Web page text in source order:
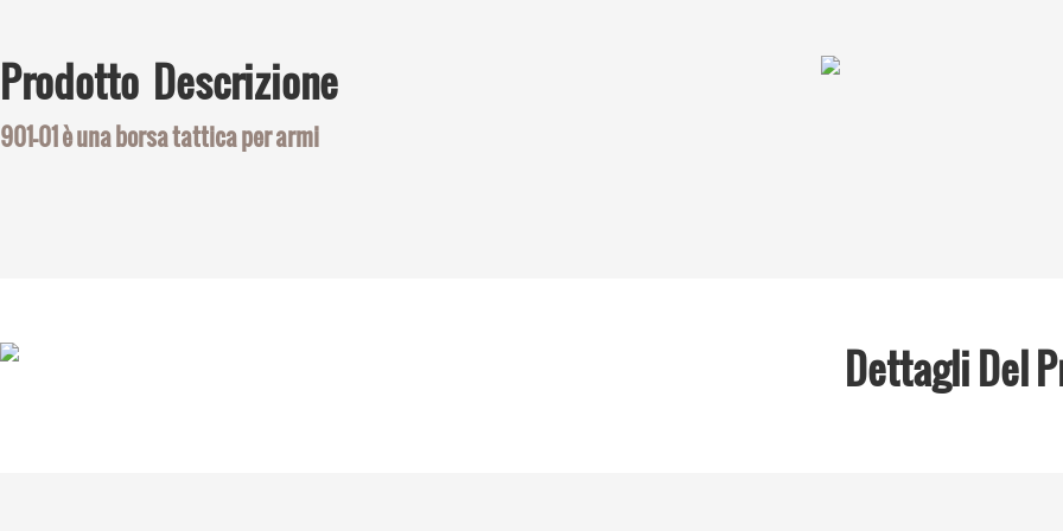
Prodotto Descrizione
901-01 è una borsa tattica per armi
Dettagli Del